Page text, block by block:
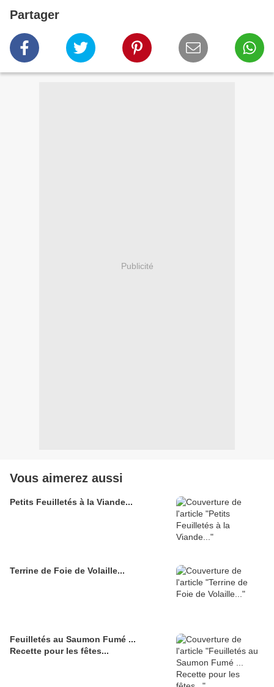
Partager
Publicité
Vous aimerez aussi
Petits Feuilletés à la Viande...
Terrine de Foie de Volaille...
Feuilletés au Saumon Fumé ...
Recette pour les fêtes...